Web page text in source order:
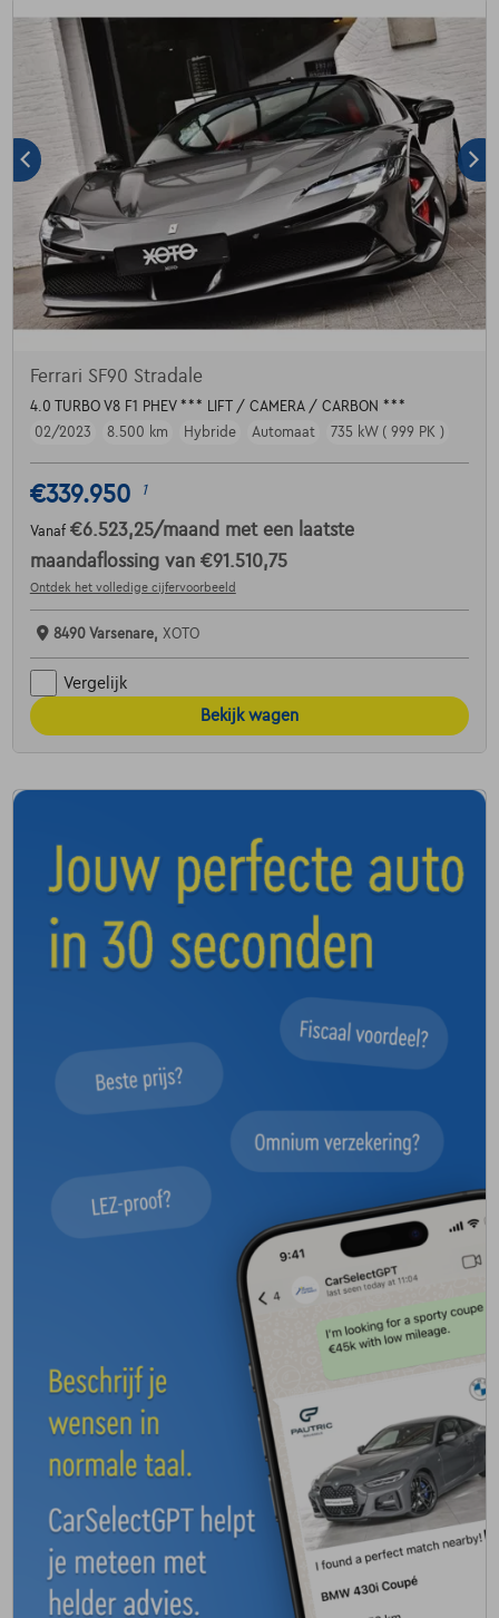
Ferrari SF90 Stradale
4.0 TURBO V8 F1 PHEV *** LIFT / CAMERA / CARBON ***
02/2023
8.500 km Hybride Automaat 735 kW ( 999 PK )
€339.950 1
Vanaf €6.523,25/maand met een laatste
maandaflossing van €91.510,75
Ontdek het volledige cijfervoorbeeld
8490 Varsenare, XOTO
Vergelijk
Bekijk wagen